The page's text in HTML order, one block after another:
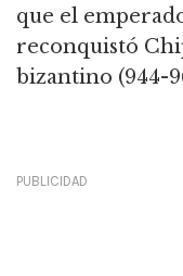
que el
reconquistó
bizantino (944-
PUBLICIDAD